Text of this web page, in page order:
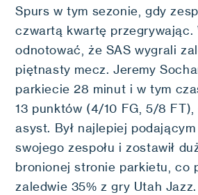
Spurs w tym sezonie, gdy
czwartą kwartę przegrywając.
odnotować, że SAS wygrali
piętnasty mecz. Jeremy
parkiecie 28 minut i w tym
13 punktów (4/10 FG, 5/8
asyst. Był najlepiej
swojego zespołu i zostawił
bronionej stronie parkietu, co
zaledwie 35% z gry Utah Jazz.